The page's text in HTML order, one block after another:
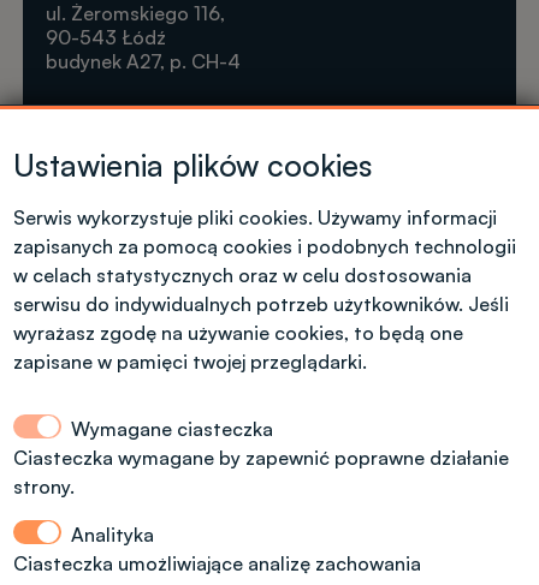
Kontakt dla kandydatów z polskim
obywatelstwem
Dział Rekrutacji Politechniki Łódzkiej
ul. Radwańska 29, budynek A13, (dodatkowe
wejście od ul. Stefanowskiego 22)
tel.: 42 6312092, 42 6312974
ul. Żeromskiego 116,
90-543 Łódź
budynek A27, p. CH-4
Krótkie formy kształcenia
Tel. +48 42 631 23 14
microcredentials@info.p.lodz.pl
Ustawienia plików cookies
Serwis wykorzystuje pliki cookies. Używamy informacji
zapisanych za pomocą cookies i podobnych technologii
w celach statystycznych oraz w celu dostosowania
serwisu do indywidualnych potrzeb użytkowników. Jeśli
wyrażasz zgodę na używanie cookies, to będą one
zapisane w pamięci twojej przeglądarki.
Wymagane ciasteczka
Ciasteczka wymagane by zapewnić poprawne działanie
strony.
Analityka
Ciasteczka umożliwiające analizę zachowania